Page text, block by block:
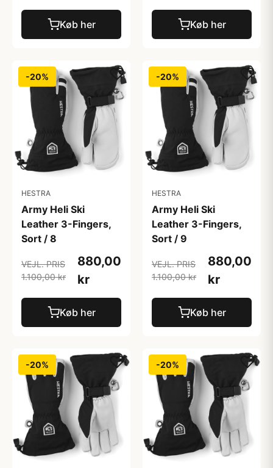
Køb her Køb her
-20%
HESTRA
Army Heli Ski
Leather 3-Fingers,
Sort / 8
VEJL. PRIS
1.100,00 kr
880,00
kr
Køb her
-20%
HESTRA
Army Heli Ski
Leather 3-Fingers,
Sort / 9
VEJL. PRIS
1.100,00 kr
880,00
kr
Køb her
-20% -20%